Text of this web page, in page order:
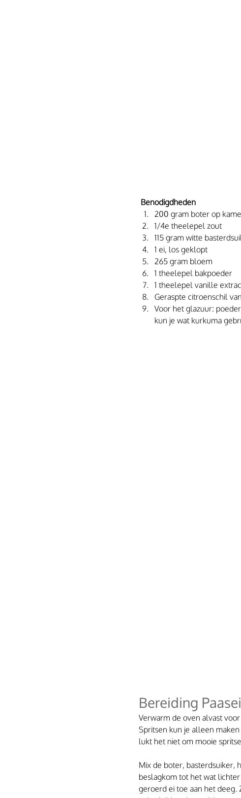
Benodigdheden
200 gram boter op
1/4e theelepel zout
115 gram witte
1 ei, los geklopt
265 gram bloem
1 theelepel bakpoeder
1 theelepel vanille
Geraspte citroenschil
Voor het glazuur:
kun je wat kurkuma
Bereiding
Verwarm de oven alvast
Spritsen kun je alleen
lukt het niet om mooie
Mix de boter, basterdsuiker,
beslagkom tot het wat
geroerd ei toe aan het